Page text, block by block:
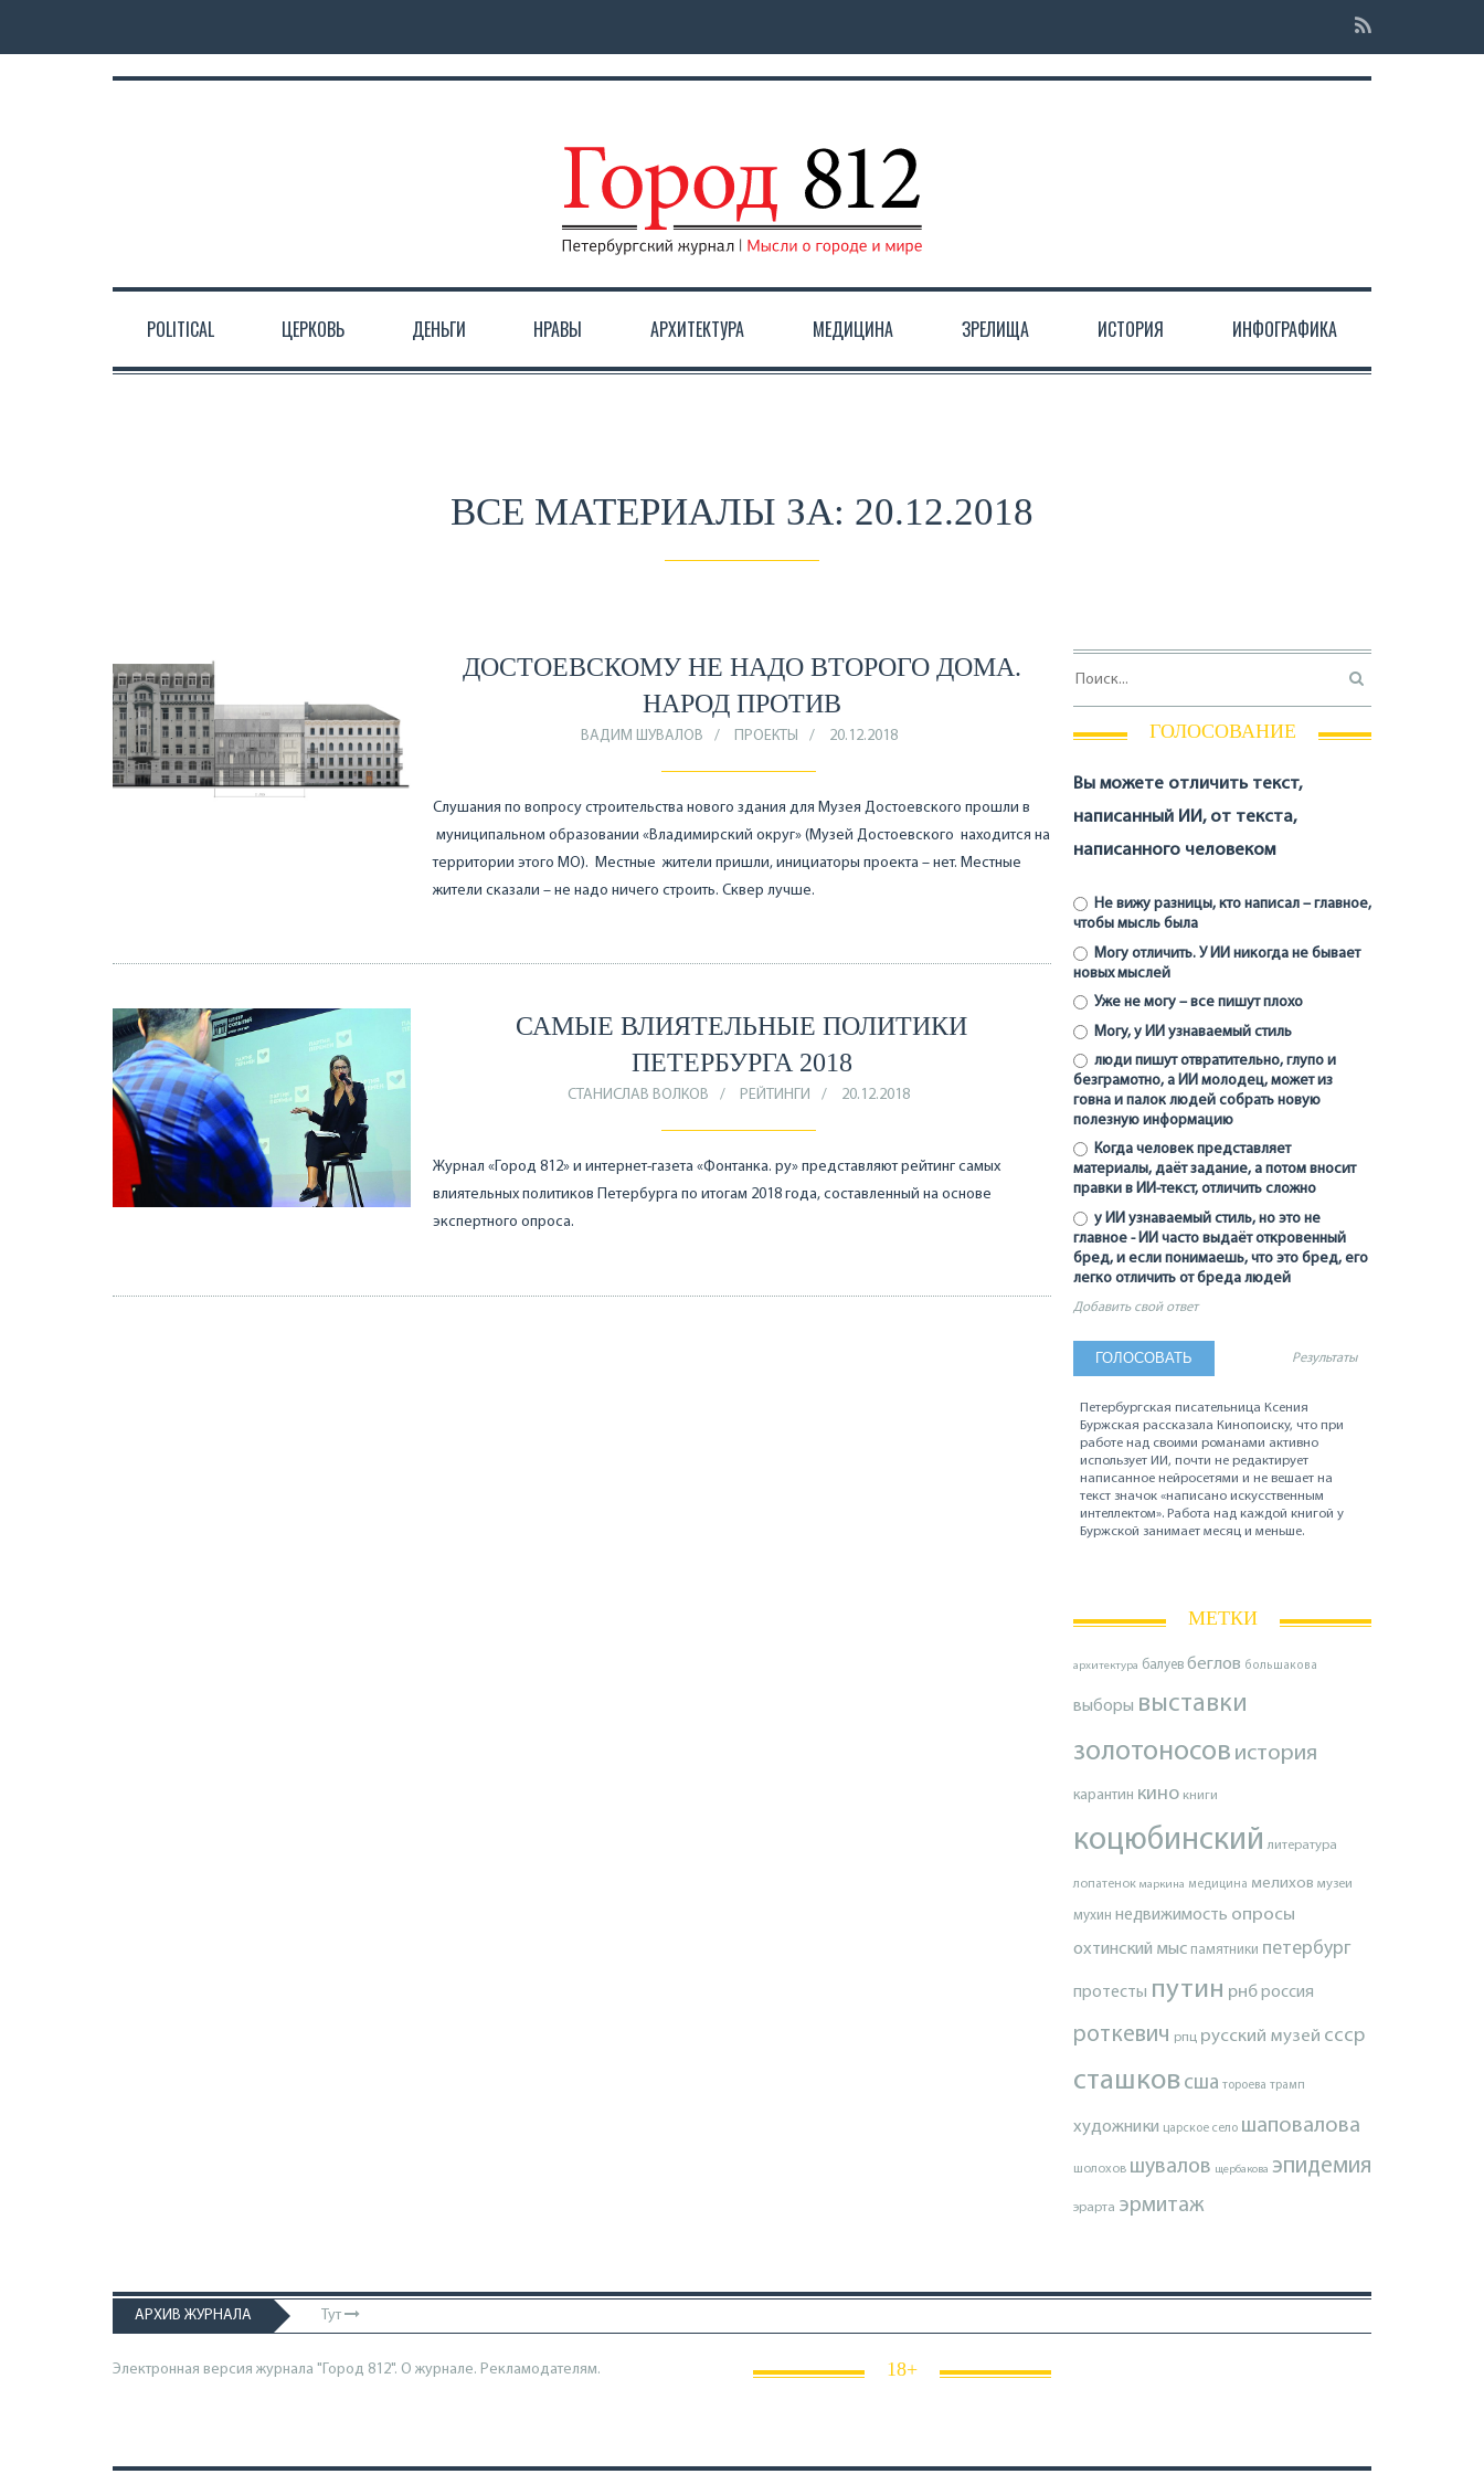
POLITICAL ЦЕРКОВЬ ДЕНЬГИ НРАВЫ АРХИТЕКТУРА МЕДИЦИНА ЗРЕЛИЩА ИСТОРИЯ ИНФОГРАФИКА
ВСЕ МАТЕРИАЛЫ ЗА: 20.12.2018
ДОСТОЕВСКОМУ НЕ НАДО ВТОРОГО ДОМА.
НАРОД ПРОТИВ
ВАДИМ ШУВАЛОВ ПРОЕКТЫ 20.12.2018
Слушания по вопросу строительства нового здания для Музея Достоевского прошли в
муниципальном образовании «Владимирский округ» (Музей Достоевского находится на
территории этого МО). Местные жители пришли, инициаторы проекта – нет. Местные
жители сказали – не надо ничего строить. Сквер лучше.
САМЫЕ ВЛИЯТЕЛЬНЫЕ ПОЛИТИКИ
ПЕТЕРБУРГА 2018
СТАНИСЛАВ ВОЛКОВ РЕЙТИНГИ 20.12.2018
Журнал «Город 812» и интернет-газета «Фонтанка. ру» представляют рейтинг самых
влиятельных политиков Петербурга по итогам 2018 года, составленный на основе
экспертного опроса.
ГОЛОСОВАНИЕ
Вы можете отличить текст,
написанный ИИ, от текста,
написанного человеком
Не вижу разницы, кто написал – главное,
чтобы мысль была
Могу отличить. У ИИ никогда не бывает
новых мыслей
Уже не могу – все пишут плохо
Могу, у ИИ узнаваемый стиль
люди пишут отвратительно, глупо и
безграмотно, а ИИ молодец, может из
говна и палок людей собрать новую
полезную информацию
Когда человек представляет
материалы, даёт задание, а потом вносит
правки в ИИ-текст, отличить сложно
у ИИ узнаваемый стиль, но это не
главное - ИИ часто выдаёт откровенный
бред, и если понимаешь, что это бред, его
легко отличить от бреда людей
Добавить свой ответ
Результаты
Петербургская писательница Ксения
Буржская рассказала Кинопоиску, что при
работе над своими романами активно
использует ИИ, почти не редактирует
написанное нейросетями и не вешает на
текст значок «написано искусственным
интеллектом». Работа над каждой книгой у
Буржской занимает месяц и меньше.
МЕТКИ
архитектура балуев беглов большакова
выборы выставки
золотоносов история
карантин кино книги
коцюбинский литература
лопатенок маркина медицина мелихов музеи
мухин недвижимость опросы
охтинский мыс памятники петербург
протесты путин рнброссия
роткевич рпц русский музей ссср
сташков сша тороева трамп
художники царское село шаповалова
шолохов шувалов щербакова эпидемия
эрарта эрмитаж
АРХИВ ЖУРНАЛА Тут
Электронная версия журнала "Город 812". О журнале. Рекламодателям. 18+